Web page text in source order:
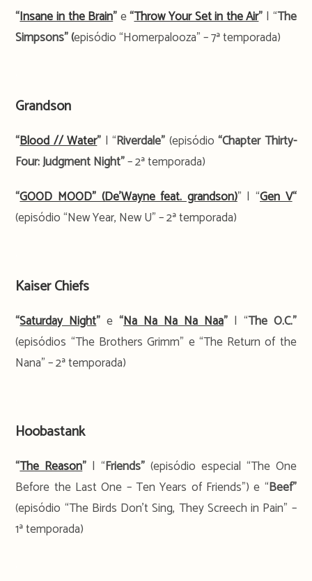
“Insane in the Brain”e“Throw Your Set in the Air” | “The
Simpsons” (episódio “Homerpalooza” – 7ª temporada)
Grandson
“Blood // Water” | “Riverdale” (episódio“Chapter Thirty-
Four: Judgment Night”– 2ª temporada)
“GOOD MOOD” (De’Wayne feat. grandson)” | “Gen V“
(episódio “New Year, New U” – 2ª temporada)
Kaiser Chiefs
“Saturday Night”e“Na Na Na Na Naa”| “The O.C.”
(episódios “The Brothers Grimm” e “The Return of the
Nana” – 2ª temporada)
Hoobastank
“The Reason” | “Friends” (episódio especial “The One
Before the Last One – Ten Years of Friends”) e “Beef”
(episódio “The Birds Don’t Sing, They Screech in Pain” –
1ª temporada)